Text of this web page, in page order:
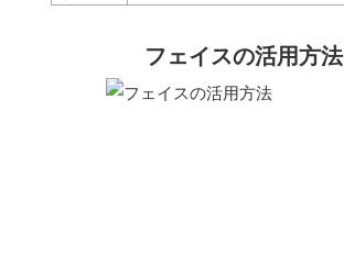
フェイスの活用方法